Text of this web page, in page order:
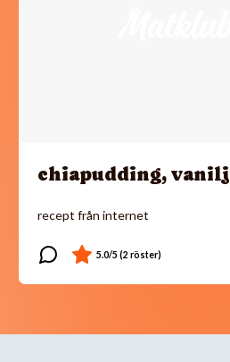
chiapudding, vanilj
recept från internet